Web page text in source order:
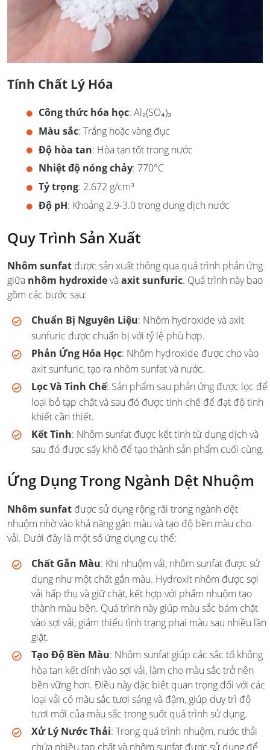
Tính Chất Lý Hóa
Công thức hóa học: Al₂(SO₄)₃
Màu sắc: Trắng hoặc vàng đục
Độ hòa tan: Hòa tan tốt trong nước
Nhiệt độ nóng chảy: 770°C
Tỷ trọng: 2.672 g/cm³
Độ pH: Khoảng 2.9-3.0 trong dung dịch nước
Quy Trình Sản Xuất
Nhôm sunfat được sản xuất thông qua quá trình phản ứng
giữa nhôm hydroxidevàaxit sunfuric. Quá trình này bao
gồm các bước sau:
Chuẩn Bị Nguyên Liệu: Nhôm hydroxide và axit
sunfuric được chuẩn bị với tỷ lệ phù hợp.
Phản Ứng Hóa Học: Nhôm hydroxide được cho vào
axit sunfuric, tạo ra nhôm sunfat và nước.
Lọc Và Tinh Chế: Sản phẩm sau phản ứng được lọc để
loại bỏ tạp chất và sau đó được tinh chế để đạt độ tinh
khiết cần thiết.
Kết Tinh: Nhôm sunfat được kết tinh từ dung dịch và
sau đó được sấy khô để tạo thành sản phẩm cuối cùng.
Ứng Dụng Trong Ngành Dệt Nhuộm
Nhôm sunfat được sử dụng rộng rãi trong ngành dệt
nhuộm nhờ vào khả năng gắn màu và tạo độ bền màu cho
vải. Dưới đây là một số ứng dụng cụ thể:
Chất Gắn Màu: Khi nhuộm vải, nhôm sunfat được sử
dụng như một chất gắn màu. Hydroxit nhôm được sợi
vải hấp thụ và giữ chặt, kết hợp với phẩm nhuộm tạo
thành màu bền. Quá trình này giúp màu sắc bám chặt
vào sợi vải, giảm thiểu tình trạng phai màu sau nhiều lần
giặt.
Tạo Độ Bền Màu: Nhôm sunfat giúp các sắc tố không
hòa tan kết dính vào sợi vải, làm cho màu sắc trở nên
bền vững hơn. Điều này đặc biệt quan trọng đối với các
loại vải có màu sắc tươi sáng và đậm, giúp duy trì độ
tươi mới của màu sắc trong suốt quá trình sử dụng.
Xử Lý Nước Thải: Trong quá trình nhuộm, nước thải
chứa nhiều tạp chất và nhôm sunfat được sử dụng để